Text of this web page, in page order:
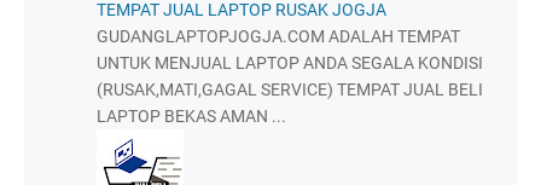
TEMPAT JUAL LAPTOP RUSAK JOGJA
GUDANGLAPTOPJOGJA.COM ADALAH TEMPAT
UNTUK MENJUAL LAPTOP ANDA SEGALA KONDISI
(RUSAK,MATI,GAGAL SERVICE) TEMPAT JUAL BELI
LAPTOP BEKAS AMAN ...